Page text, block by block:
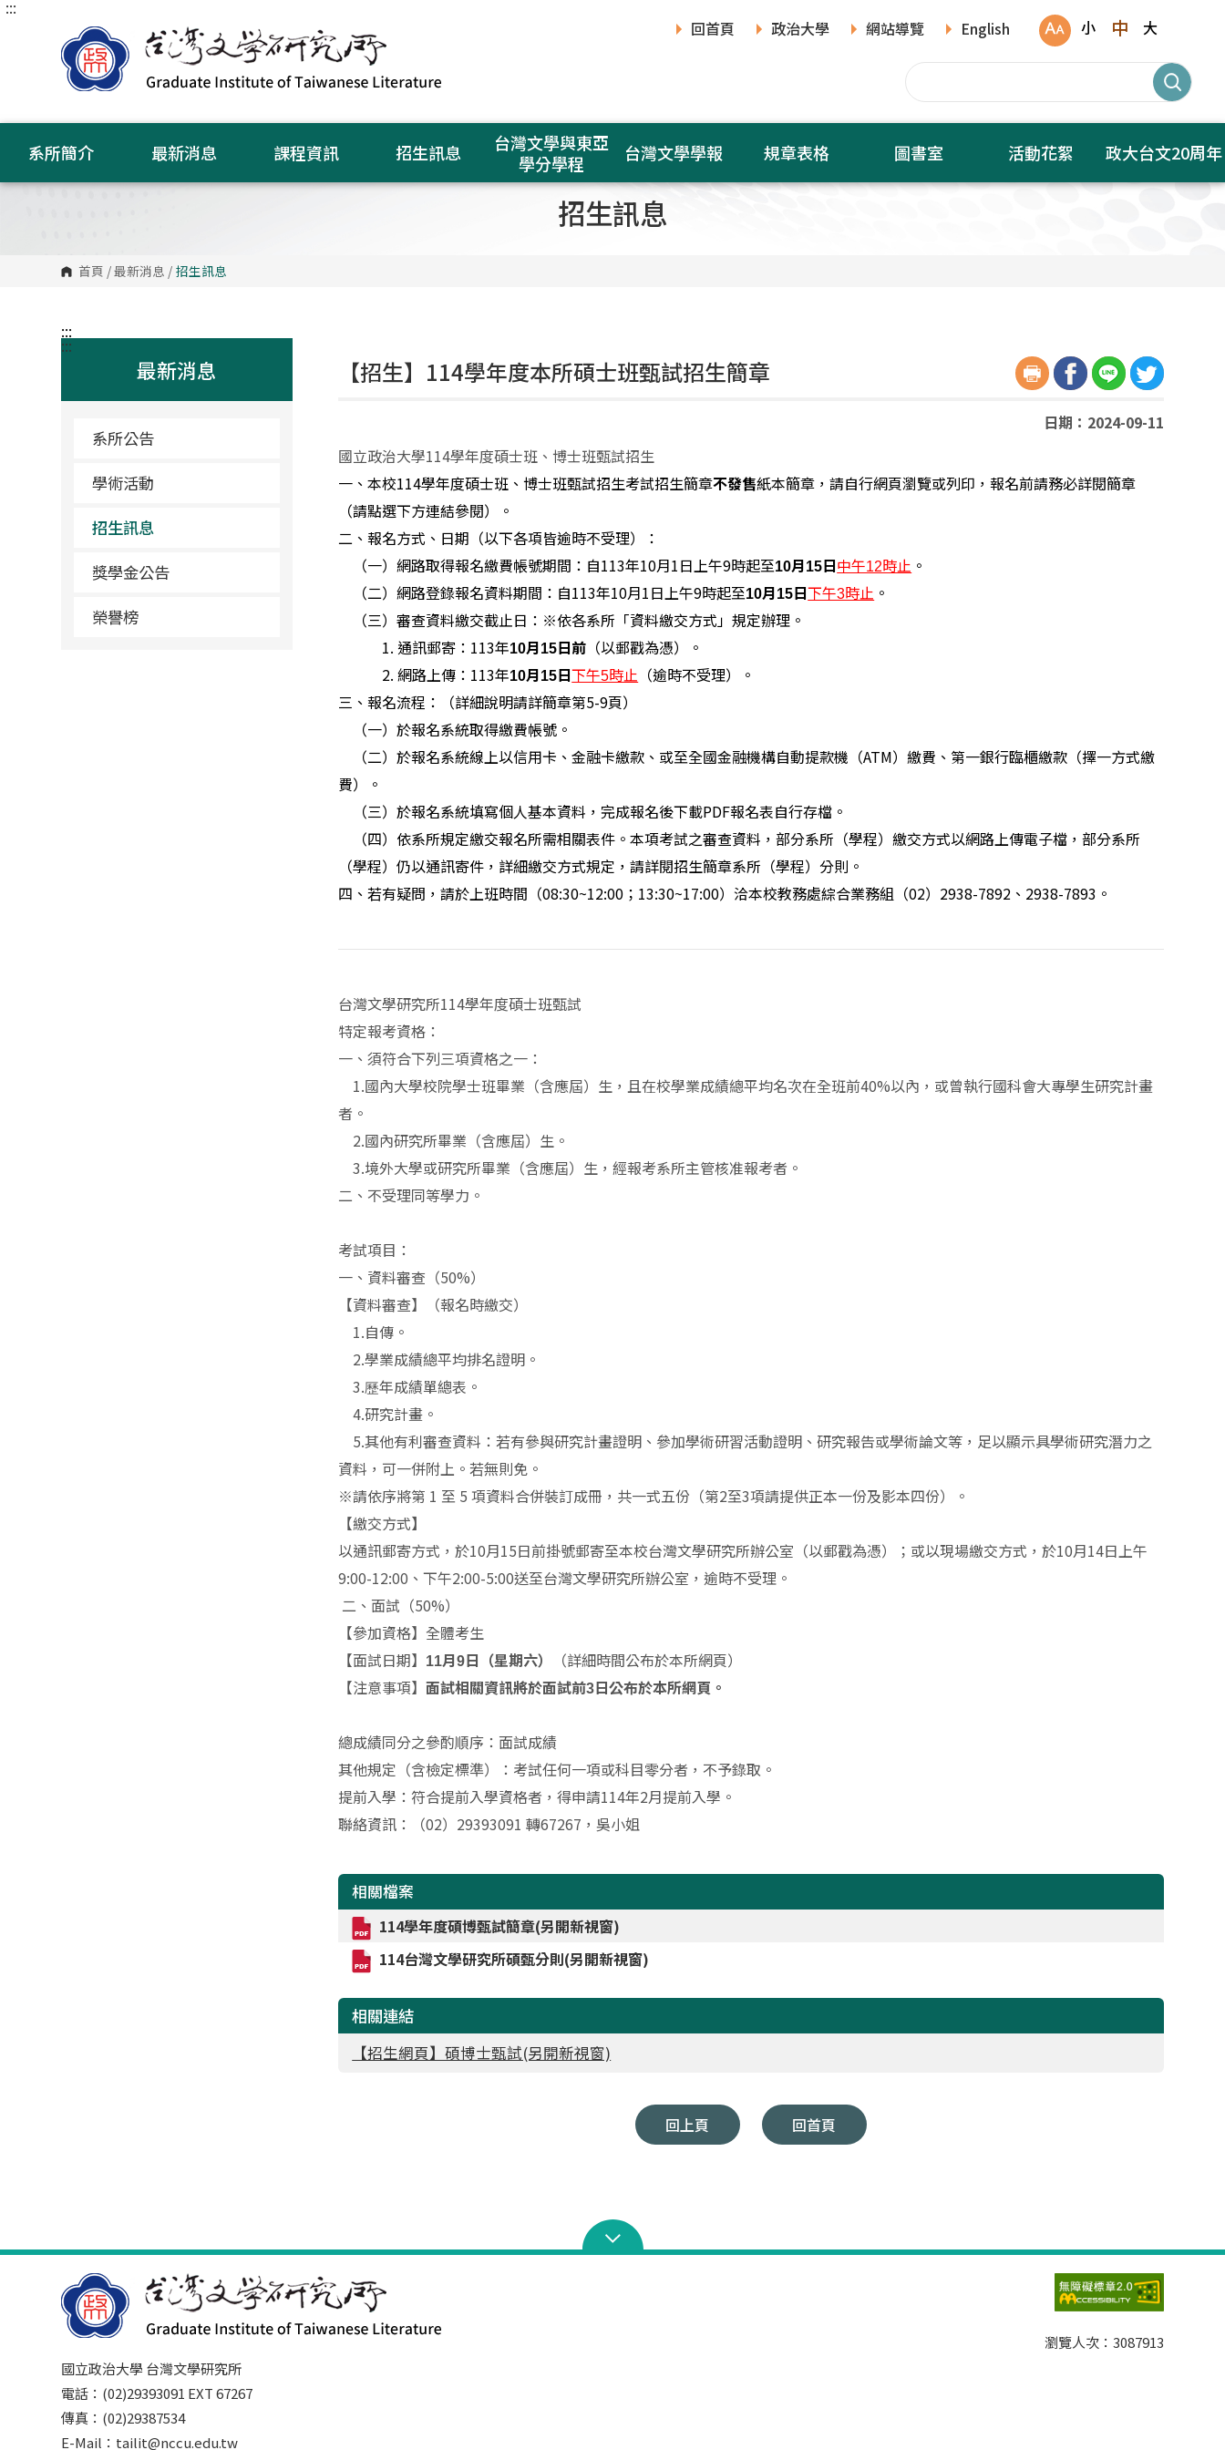
跳
:::
回首頁
政治大學 網站導覽 English 小 中 大
系所簡介 最新消息 課程資訊 招生訊息
台灣文學與東亞
學分學程
台灣文學學報 規章表格 圖書室 活動花絮 政大台文20周年
招生訊息
首頁 /最新消息 / 招生訊息
:::
最新消息
系所公告
學術活動
招生訊息
獎學金公告
榮譽榜
:::
【招生】114學年度本所碩士班甄試招生簡章
日期：2024-09-11
國立政治大學114學年度碩士班、博士班甄試招生
一、本校114學年度碩士班、博士班甄試招生考試招生簡章不發售紙本簡章，請自行網頁瀏覽或列印，報名前請務必詳閱簡章
（請點選下方連結參閱）。
二、報名方式、日期（以下各項皆逾時不受理）：
（一）網路取得報名繳費帳號期間：自113年10月1日上午9時起至10月15日 中午12時止 。
（二）網路登錄報名資料期間：自113年10月1日上午9時起至10月15日下午3時止 。
（三）審查資料繳交截止日：※依各系所「資料繳交方式」規定辦理。
1. 通訊郵寄：113年10月15日前
（以郵戳為憑）。
2.網路上傳：113年10月15日下午5時止
（逾時不受理）。
三、報名流程：（詳細說明請詳簡章第5-9頁）
（一）於報名系統取得繳費帳號。
（二）於報名系統線上以信用卡、金融卡繳款、或至全國金融機構自動提款機（ATM）繳費、第一銀行臨櫃繳款（擇一方式繳
費）。
（三）於報名系統填寫個人基本資料，完成報名後下載PDF報名表自行存檔。
（四）依系所規定繳交報名所需相關表件。本項考試之審查資料，部分系所（學程）繳交方式以網路上傳電子檔，部分系所
（學程）仍以通訊寄件，詳細繳交方式規定，請詳閱招生簡章系所（學程）分則。
四、若有疑問，請於上班時間（08:30~12:00；13:30~17:00）洽本校教務處綜合業務組（02）2938-7892、2938-7893。
台灣文學研究所114學年度碩士班甄試
特定報考資格：
一、須符合下列三項資格之一：
1.國內大學校院學士班畢業（含應屆）生，且在校學業成績總平均名次在全班前40%以內，或曾執行國科會大專學生研究計畫
者。
2.國內研究所畢業（含應屆）生。
3.境外大學或研究所畢業（含應屆）生，經報考系所主管核准報考者。
二、不受理同等學力。
考試項目：
一、資料審查（50%）
【資料審查】（報名時繳交）
1.自傳。
2.學業成績總平均排名證明。
3.歷年成績單總表。
4.研究計畫。
5.其他有利審查資料：若有參與研究計畫證明、參加學術研習活動證明、研究報告或學術論文等，足以顯示具學術研究潛力之
資料，可一併附上。若無則免。
※請依序將第 1 至 5 項資料合併裝訂成冊，共一式五份（第2至3項請提供正本一份及影本四份）。
【繳交方式】
以通訊郵寄方式，於10月15日前掛號郵寄至本校台灣文學研究所辦公室（以郵戳為憑）；或以現場繳交方式，於10月14日上午
9:00-12:00、下午2:00-5:00送至台灣文學研究所辦公室，逾時不受理。
二、面試（50%）
【參加資格】全體考生
【面試日期】
11月9日（星期六）
（詳細時間公布於本所網頁）
【注意事項】面試相關資訊將於面試前3日公布於本所網頁。
總成績同分之參酌順序： 面試成績
其他規定（含檢定標準）： 考試任何一項或科目零分者，不予錄取。
提前入學： 符合提前入學資格者，得申請114年2月提前入學。
聯絡資訊：
（02）29393091 轉67267，吳小姐
相關檔案
114學年度碩博甄試簡章(另開新視窗)
114台灣文學研究所碩甄分則(另開新視窗)
相關連結
【招生網頁】碩博士甄試(另開新視窗)
回上頁 回首頁
國立政治大學 台灣文學研究所
電話：(02)29393091 EXT 67267
傳真：(02)29387534
E-Mail：tailit@nccu.edu.tw
瀏覽人次： 3087913